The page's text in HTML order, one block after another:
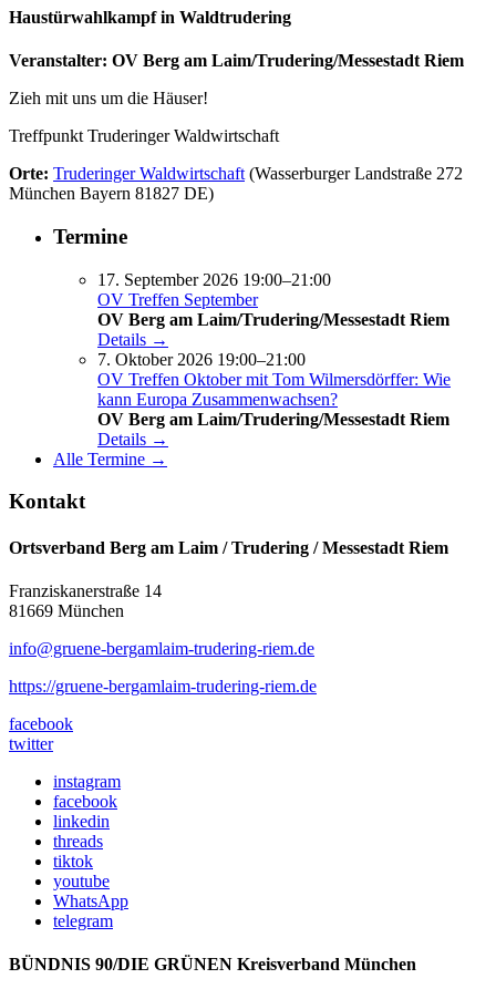
Haustürwahlkampf in Waldtrudering
Veranstalter: OV Berg am Laim/Trudering/Messestadt Riem
Zieh mit uns um die Häuser!
Treffpunkt Truderinger Waldwirtschaft
Orte: Truderinger Waldwirtschaft (Wasserburger Landstraße 272
München Bayern 81827 DE)
Termine
17. September 2026 19:00–21:00
OV Treffen September
OV Berg am Laim/Trudering/Messestadt Riem
Details →
7. Oktober 2026 19:00–21:00
OV Treffen Oktober mit Tom Wilmersdörffer: Wie
kann Europa Zusammenwachsen?
OV Berg am Laim/Trudering/Messestadt Riem
Details →
Alle Termine →
Kontakt
Ortsverband Berg am Laim / Trudering / Messestadt Riem
Franziskanerstraße 14
81669 München
info@gruene-bergamlaim-trudering-riem.de
https://gruene-bergamlaim-trudering-riem.de
facebook
twitter
instagram
facebook
linkedin
threads
tiktok
youtube
WhatsApp
telegram
BÜNDNIS 90/DIE GRÜNEN Kreisverband München